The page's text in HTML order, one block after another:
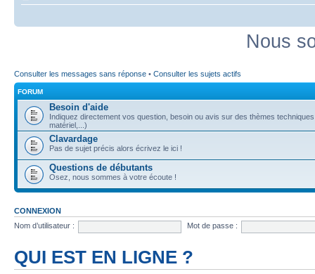
Nous
Consulter les messages sans réponse • Consulter les sujets actifs
FORUM
Besoin d'aide
Indiquez directement vos question, besoin ou avis sur des thèmes
matériel,...)
Clavardage
Pas de sujet précis alors écrivez le ici !
Questions de débutants
Osez, nous sommes à votre écoute !
CONNEXION
Nom d’utilisateur :
Mot de passe :
QUI EST EN LIGNE ?